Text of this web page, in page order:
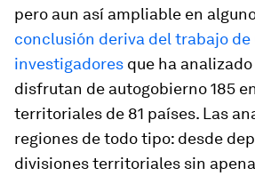
pero aun así ampliable en
conclusión deriva del trabajo de
investigadores que ha
disfrutan de autogobierno 185
territoriales de 81 países. Las
regiones de todo tipo: desde
divisiones territoriales sin